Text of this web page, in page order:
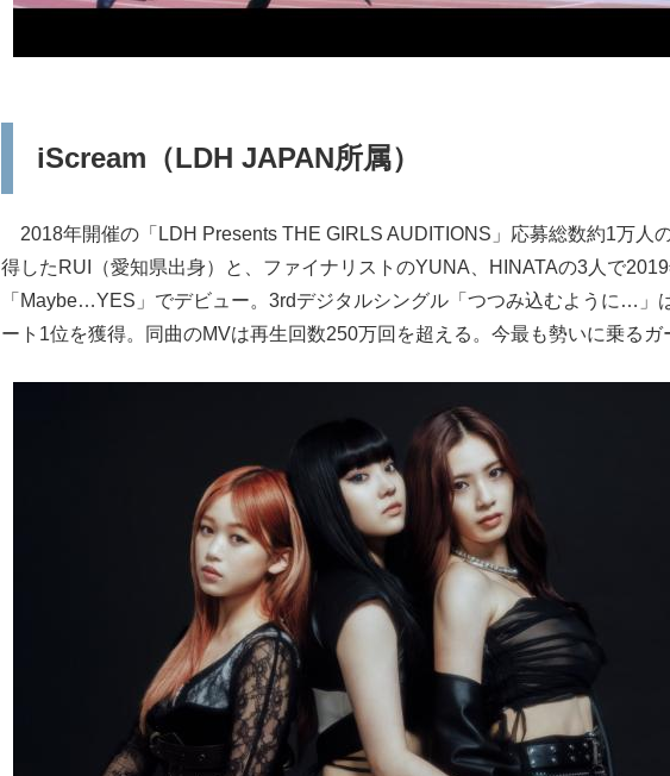
iScream（LDH JAPAN所属）
2018年開催の「LDH Presents THE GIRLS AUDITIONS」応募総数約1万人
得したRUI（愛知県出身）と、ファイナリストのYUNA、HINATAの3人で
「Maybe…YES」でデビュー。3rdデジタルシングル「つつみ込むように…」
ート1位を獲得。同曲のMVは再生回数250万回を超える。今最も勢いに乗るガ